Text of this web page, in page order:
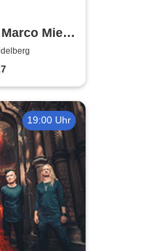
Miele
19:00 Uhr